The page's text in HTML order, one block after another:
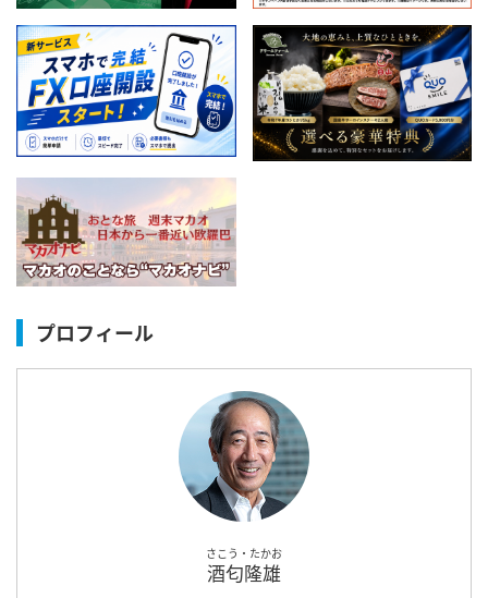
プロフィール
さこう・たかお
酒匂隆雄